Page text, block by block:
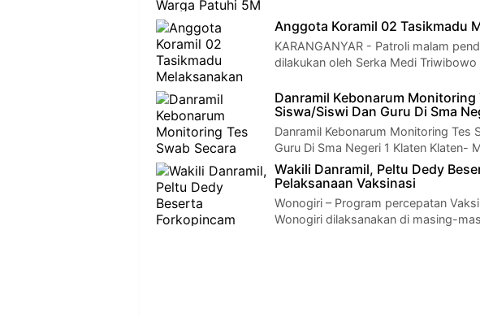
Anggota Koramil 02 Tasikmadu
KARANGANYAR - Patroli malam
dilakukan oleh Serka Medi
Danramil Kebonarum Monitoring
Siswa/Siswi Dan Guru Di Sma
Danramil Kebonarum Monitoring Tes
Guru Di Sma Negeri 1 Klaten Klaten-
Wakili Danramil, Peltu Dedy
Pelaksanaan Vaksinasi
Wonogiri – Program percepatan
Wonogiri dilaksanakan di masing-